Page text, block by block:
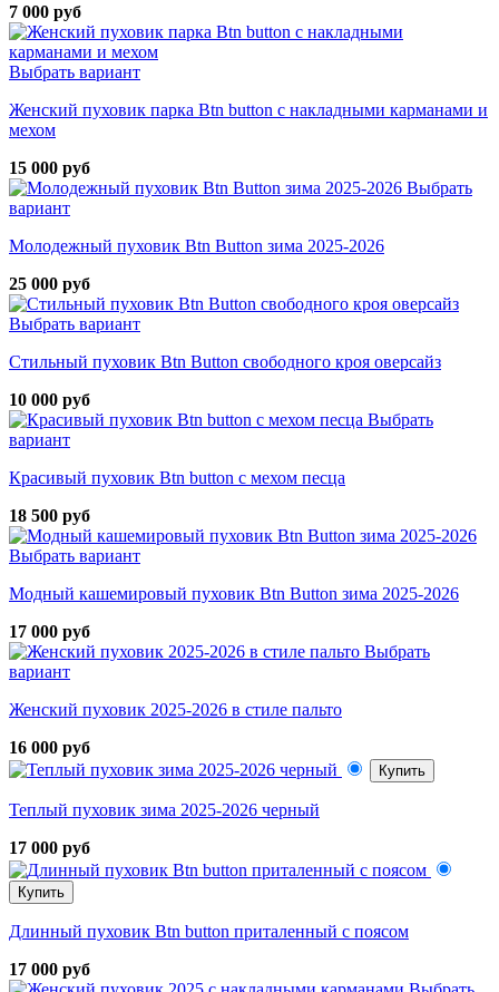
7 000 руб
Выбрать вариант
Женский пуховик парка Btn button с накладными карманами и
мехом
15 000 руб
Выбрать
вариант
Молодежный пуховик Btn Button зима 2025-2026
25 000 руб
Выбрать вариант
Стильный пуховик Btn Button свободного кроя оверсайз
10 000 руб
Выбрать
вариант
Красивый пуховик Btn button с мехом песца
18 500 руб
Выбрать вариант
Модный кашемировый пуховик Btn Button зима 2025-2026
17 000 руб
Выбрать
вариант
Женский пуховик 2025-2026 в стиле пальто
16 000 руб
Купить
Теплый пуховик зима 2025-2026 черный
17 000 руб
Купить
Длинный пуховик Btn button приталенный с поясом
17 000 руб